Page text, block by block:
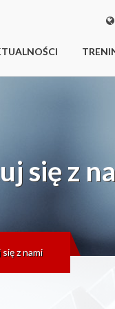
się z
z nami